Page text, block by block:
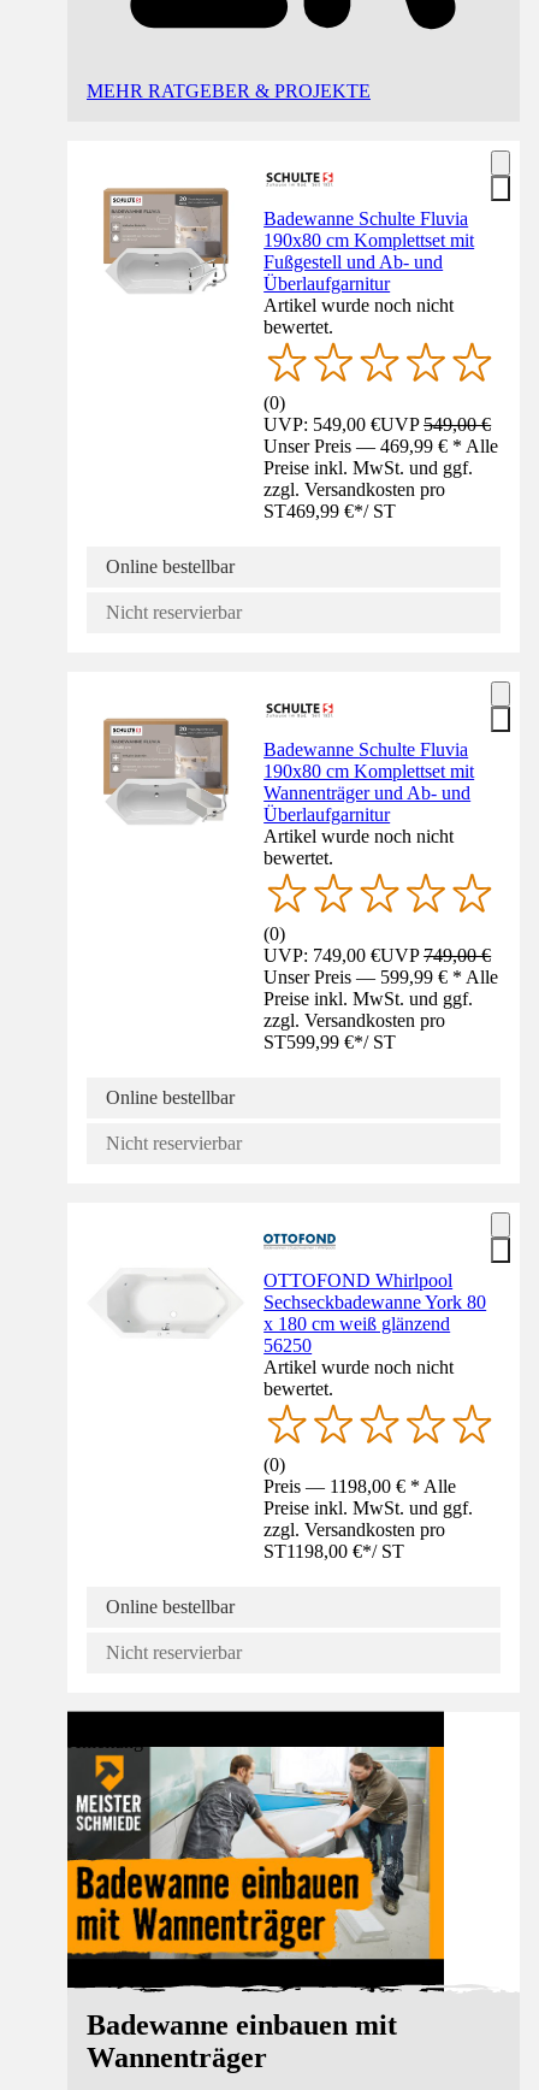
MEHR RATGEBER & PROJEKTE
Badewanne Schulte Fluvia
190x80 cm Komplettset mit
Fußgestell und Ab- und
Überlaufgarnitur
Artikel wurde noch nicht
bewertet.
(0)
UVP: 549,00 €UVP549,00 €
Unser Preis — 469,99 € * Alle
Preise inkl. MwSt. und ggf.
zzgl. Versandkosten pro
ST469,99 €*/ ST
Online bestellbar
Nicht reservierbar
Badewanne Schulte Fluvia
190x80 cm Komplettset mit
Wannenträger und Ab- und
Überlaufgarnitur
Artikel wurde noch nicht
bewertet.
(0)
UVP: 749,00 €UVP749,00 €
Unser Preis — 599,99 € * Alle
Preise inkl. MwSt. und ggf.
zzgl. Versandkosten pro
ST599,99 €*/ ST
Online bestellbar
Nicht reservierbar
OTTOFOND Whirlpool
Sechseckbadewanne York 80
x 180 cm weiß glänzend
56250
Artikel wurde noch nicht
bewertet.
(0)
Preis — 1198,00 € * Alle
Preise inkl. MwSt. und ggf.
zzgl. Versandkosten pro
ST1198,00 €*/ ST
Online bestellbar
Nicht reservierbar
Badewanne einbauen mit
Wannenträger